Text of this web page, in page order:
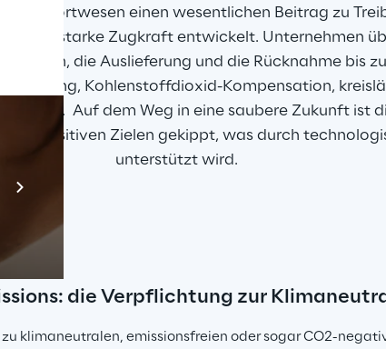
Prebuilt AI Apps
Transportwesen einen wesentlichen Beitrag zu
eine starke Zugkraft entwickelt. Unternehmen
die Auslieferung und die Rücknahme bis
Kohlenstoffdioxid-Kompensation,
Auf dem Weg in eine saubere Zukunft
klimapositiven Zielen gekippt, was durch
unterstützt wird.
die Verpflichtung zur
klimaneutralen, emissionsfreien oder sogar CO2-